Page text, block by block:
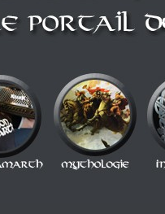
Berzerker ! Alors si vous vous